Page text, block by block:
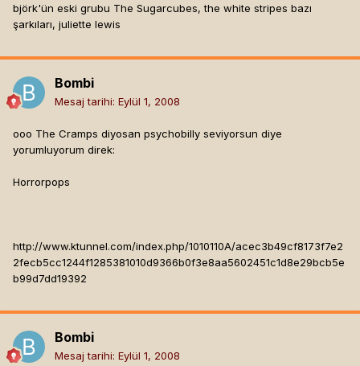
björk'ün eski grubu The Sugarcubes, the white stripes bazı
şarkıları, juliette lewis
Bombi
Mesaj tarihi: Eylül 1, 2008
ooo The Cramps diyosan psychobilly seviyorsun diye
yorumluyorum direk:
Horrorpops
http://www.ktunnel.com/index.php/1010110A/acec3b49cf8173f7e2
2fecb5cc1244f1285381010d9366b0f3e8aa5602451c1d8e29bcb5e
b99d7dd19392
Bombi
Mesaj tarihi: Eylül 1, 2008